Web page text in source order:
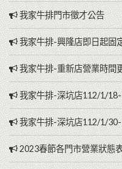
我家牛排門市徵才公告
我家牛排-興隆店即日起固
我家牛排-重新店營業時間
我家牛排-深坑店112/1/
我家牛排-深坑店112/1/
2023春節各門市營業狀態